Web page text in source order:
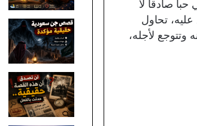
صادقا لا
تحاول
لأجله،